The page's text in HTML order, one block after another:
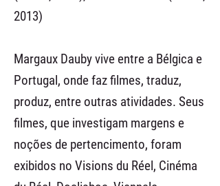
2013)
Margaux Dauby vive entre a Bélgica e
Portugal, onde faz filmes, traduz,
produz, entre outras atividades. Seus
filmes, que investigam margens e
noções de pertencimento, foram
exibidos no Visions du Réel, Cinéma